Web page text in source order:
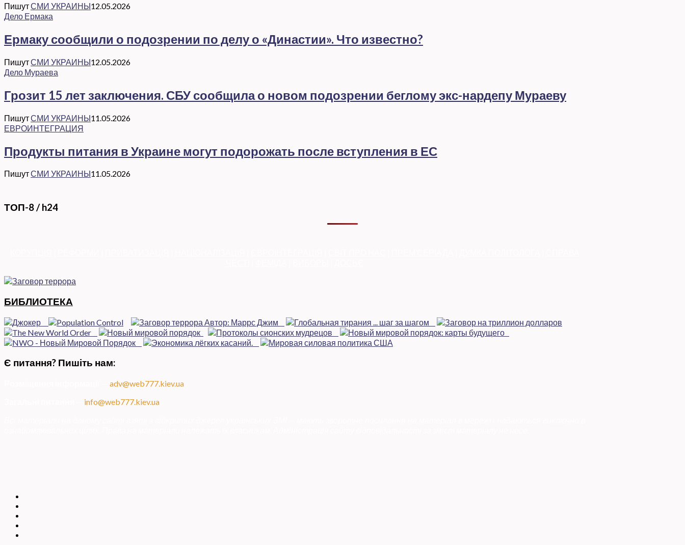
ПишутСМИ УКРАИНЫ12.05.2026
Дело Ермака
Ермаку сообщили о подозрении по делу о «Династии». Что известно?
ПишутСМИ УКРАИНЫ12.05.2026
Дело Мураева
Грозит 15 лет заключения. СБУ сообщила о новом подозрении беглому экс-нардепу Мураеву
ПишутСМИ УКРАИНЫ11.05.2026
ЕВРОИНТЕГРАЦИЯ
Продукты питания в Украине могут подорожать после вступления в ЕС
ПишутСМИ УКРАИНЫ11.05.2026
ТОП-8 / h24
БИБЛИОТЕКА
Є питання? Пишіть нам:
adv@web777.kiev.ua
info@web777.kiev.ua